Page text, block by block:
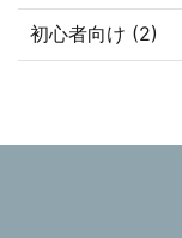
初心者向け (2)